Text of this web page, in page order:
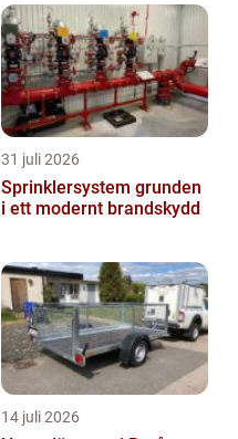
31 juli 2026
Sprinklersystem grunden
i ett modernt brandskydd
14 juli 2026